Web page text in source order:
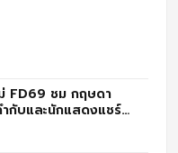
FD69 ชม กฤษดา
กับและนักแสดงแชร์